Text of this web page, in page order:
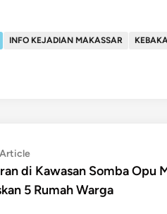
INFO KEJADIAN MAKASSAR
Previous
article:
di Kawasan Somba Opu
5 Rumah Warga